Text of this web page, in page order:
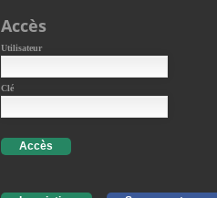
Accès
Utilisateur
Clé
Accès